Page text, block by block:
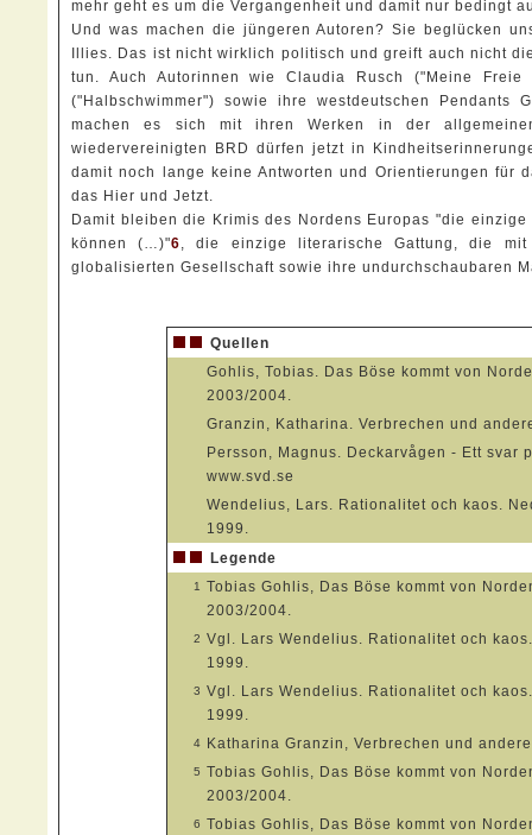
mehr geht es um die Vergangenheit und damit nur bedingt
Und was machen die jüngeren Autoren? Sie beglücken
Illies. Das ist nicht wirklich politisch und greift auch nicht
tun. Auch Autorinnen wie Claudia Rusch ("Meine
("Halbschwimmer") sowie ihre westdeutschen Pendants
machen es sich mit ihren Werken in der
wiedervereinigten BRD dürfen jetzt in
damit noch lange keine Antworten und Orientierungen
das Hier und Jetzt.
Damit bleiben die Krimis des Nordens Europas "die
können (…)"6, die einzige literarische Gattung, die mit
globalisierten Gesellschaft sowie ihre undurchschaubaren
Quellen
Gohlis, Tobias. Das Böse kommt von
2003/2004.
Granzin, Katharina. Verbrechen und
Persson, Magnus. Deckarvågen - Ett svar
www.svd.se
Wendelius, Lars. Rationalitet och kaos.
1999.
Legende
1 Tobias Gohlis, Das Böse kommt von
2003/2004.
2 Vgl. Lars Wendelius. Rationalitet och
1999.
3 Vgl. Lars Wendelius. Rationalitet och
1999.
4 Katharina Granzin, Verbrechen und
5 Tobias Gohlis, Das Böse kommt von
2003/2004.
6 Tobias Gohlis, Das Böse kommt von